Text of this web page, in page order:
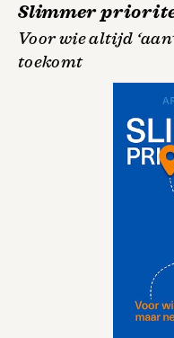
Slimmer
Voor wie altijd
toekomt